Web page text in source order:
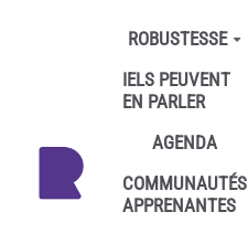
Aller au contenu principal
ROBUSTESSE
IELS PEUVENT
EN PARLER
AGENDA
COMMUNAUTÉS
APPRENANTES